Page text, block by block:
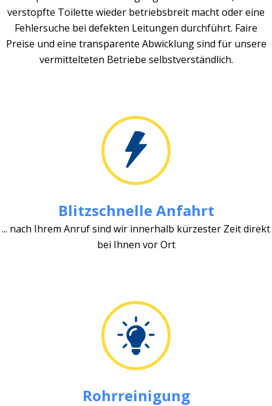
verstopfte Toilette wieder betriebsbreit macht oder eine
Fehlersuche bei defekten Leitungen durchführt. Faire
Preise und eine transparente Abwicklung sind für unsere
vermittelteten Betriebe selbstverständlich.
Blitzschnelle Anfahrt
... nach Ihrem Anruf sind wir innerhalb kürzester Zeit direkt
bei Ihnen vor Ort
Rohrreinigung